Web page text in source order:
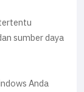
sumber daya
Anda